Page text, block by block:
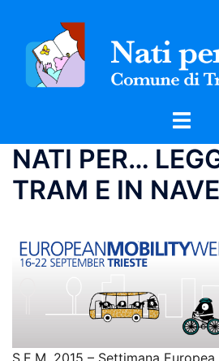
contenuto
NATI PER…
TRAM E IN